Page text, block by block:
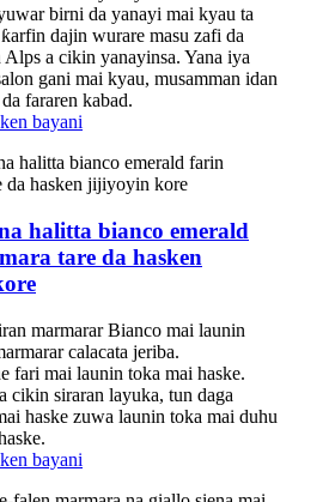
birni da yanayi mai kyau ta
dajin wurare masu zafi da
Alps a cikin yanayinsa. Yana iya
gani mai kyau, musamman idan
fararen kabad.
bayani
halitta bianco emerald
tare da hasken
marmarar Bianco mai launin
calacata jeriba.
fari mai launin toka mai haske.
cikin siraran layuka, tun daga
haske zuwa launin toka mai duhu
bayani